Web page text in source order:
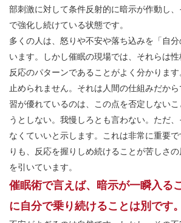
部刺激に対して条件反射的に暗示が作動し
で強化し続けている状態です。
多くの人は、怒りや不安や落ち込みを「自
います。しかし催眠の現場では、それらは
反応のパターンであることがよく分かります
止められません。それは人間の仕組みだか
習が優れているのは、この点を否定しない
うとしない。我慢しろとも言わない。ただ
なくていいと示します。これは非常に重要
りも、反応を握りしめ続けることが苦しさ
を引いています。
催眠術で言えば、暗示が一瞬入る
に自分で乗り続けることは別です。